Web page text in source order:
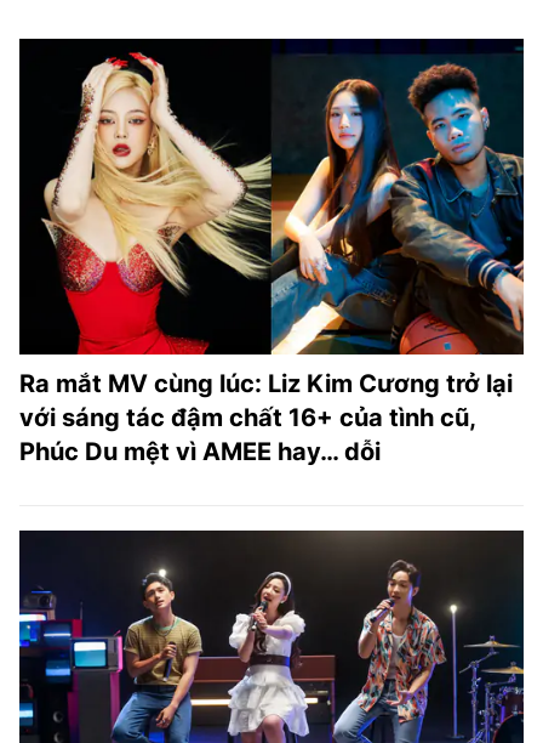
Ra mắt MV cùng lúc: Liz Kim Cương trở lại
với sáng tác đậm chất 16+ của tình cũ,
Phúc Du mệt vì AMEE hay… dỗi